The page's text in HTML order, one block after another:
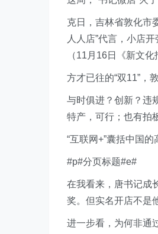
克日，吉林省敦化市
人人店”代言，小店
（11月16日《新文化
方才已往的“双11”，
与时俱进？创新？违
特产，可行；也有拍
“互联网+”囊括中国
#p#分页标题#e#
在我看来，唐书记成
奖。但实名开店不是
进一步看，为何非通